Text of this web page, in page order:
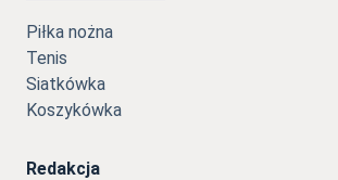
Piłka nożna
Tenis
Siatkówka
Koszykówka
Redakcja